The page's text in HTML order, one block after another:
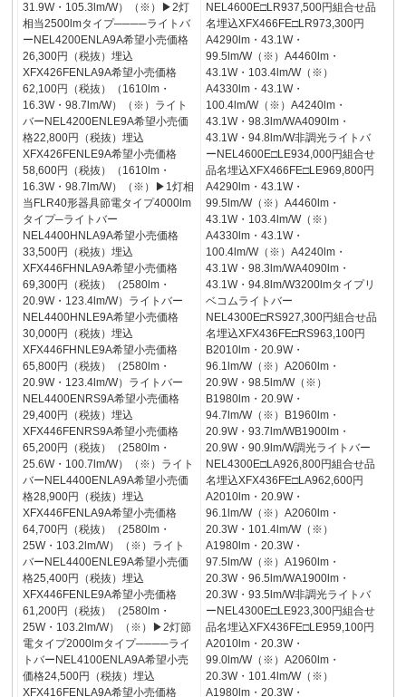
31.9W・105.3lm/W）（※）▶2灯
相当2500lmタイプ────ライトバ
ーNEL4200ENLA9A希望小売価格
26,300円（税抜）埋込
XFX426FENLA9A希望小売価格
62,100円（税抜）（1610lm・
16.3W・98.7lm/W）（※）ライト
バーNEL4200ENLE9A希望小売価
格22,800円（税抜）埋込
XFX426FENLE9A希望小売価格
58,600円（税抜）（1610lm・
16.3W・98.7lm/W）（※）▶1灯相
当FLR40形器具節電タイプ4000lm
タイプ─ライトバー
NEL4400HNLA9A希望小売価格
33,500円（税抜）埋込
XFX446FHNLA9A希望小売価格
69,300円（税抜）（2580lm・
20.9W・123.4lm/W）ライトバー
NEL4400HNLE9A希望小売価格
30,000円（税抜）埋込
XFX446FHNLE9A希望小売価格
65,800円（税抜）（2580lm・
20.9W・123.4lm/W）ライトバー
NEL4400ENRS9A希望小売価格
29,400円（税抜）埋込
XFX446FENRS9A希望小売価格
65,200円（税抜）（2580lm・
25.6W・100.7lm/W）（※）ライト
バーNEL4400ENLA9A希望小売価
格28,900円（税抜）埋込
XFX446FENLA9A希望小売価格
64,700円（税抜）（2580lm・
25W・103.2lm/W）（※）ライト
バーNEL4400ENLE9A希望小売価
格25,400円（税抜）埋込
XFX446FENLE9A希望小売価格
61,200円（税抜）（2580lm・
25W・103.2lm/W）（※）▶2灯節
電タイプ2000lmタイプ────ライ
トバーNEL4100ENLA9A希望小売
価格24,500円（税抜）埋込
XFX416FENLA9A希望小売価格
NEL4600E□LR937,500円組合せ品
名埋込XFX466FE□LR973,300円
A4290lm・43.1W・
99.5lm/W（※）A4460lm・
43.1W・103.4lm/W（※）
A4330lm・43.1W・
100.4lm/W（※）A4240lm・
43.1W・98.3lm/WA4090lm・
43.1W・94.8lm/W非調光ライトバ
ーNEL4600E□LE934,000円組合せ
品名埋込XFX466FE□LE969,800円
A4290lm・43.1W・
99.5lm/W（※）A4460lm・
43.1W・103.4lm/W（※）
A4330lm・43.1W・
100.4lm/W（※）A4240lm・
43.1W・98.3lm/WA4090lm・
43.1W・94.8lm/W3200lmタイプリ
ベコムライトバー
NEL4300E□RS927,300円組合せ品
名埋込XFX436FE□RS963,100円
B2010lm・20.9W・
96.1lm/W（※）A2060lm・
20.9W・98.5lm/W（※）
B1980lm・20.9W・
94.7lm/W（※）B1960lm・
20.9W・93.7lm/WB1900lm・
20.9W・90.9lm/W調光ライトバー
NEL4300E□LA926,800円組合せ品
名埋込XFX436FE□LA962,600円
A2010lm・20.9W・
96.1lm/W（※）A2060lm・
20.3W・101.4lm/W（※）
A1980lm・20.3W・
97.5lm/W（※）A1960lm・
20.3W・96.5lm/WA1900lm・
20.3W・93.5lm/W非調光ライトバ
ーNEL4300E□LE923,300円組合せ
品名埋込XFX436FE□LE959,100円
A2010lm・20.3W・
99.0lm/W（※）A2060lm・
20.3W・101.4lm/W（※）
A1980lm・20.3W・